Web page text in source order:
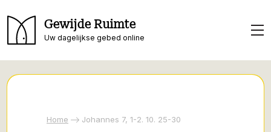
Gewijde Ruimte
Uw dagelijkse gebed online
Home Johannes 7, 1-2. 10. 25-30